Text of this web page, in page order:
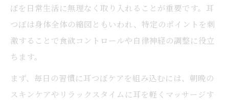
ぼを日常生活に無理なく取り入れることが重要です。耳
つぼは身体全体の縮図ともいわれ、特定のポイントを刺
激することで食欲コントロールや自律神経の調整に役立
ちます。
まず、毎日の習慣に耳つぼケアを組み込むには、朝晩の
スキンケアやリラックスタイムに耳を軽くマッサージす